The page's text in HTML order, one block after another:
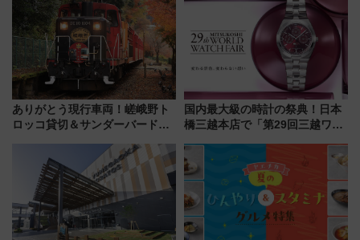
感じながら「ととのう」新感覚
ありがとう現行車両！嵯峨野ト
ロッコ貸切＆サンダーバードレ
斉藤雪乃＆福原トシヒロと行
く！9月13日「京都の鉄道満喫
ツアー」開催
国内最大級の時計の祭典！日本
橋三越本店で「第29回三越ワー
【2026年8月5日～25日】